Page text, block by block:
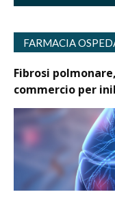
FARMACIA
Fibrosi
commercio per